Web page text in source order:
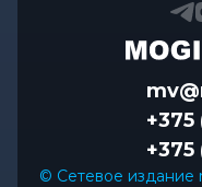
+375
+375
© Сетевое издание